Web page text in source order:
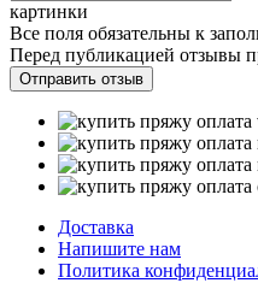
картинки
Все поля обязательны к
Перед публикацией отзывы
Доставка
Напишите нам
Политика